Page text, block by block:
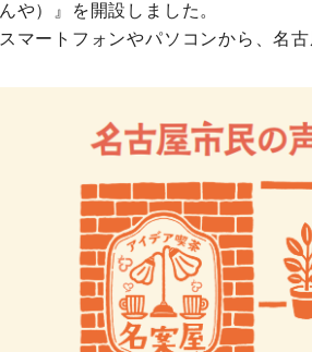
んや）』を開設しました。
スマートフォンやパソコンから、名